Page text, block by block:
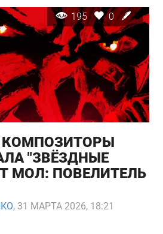
195 0
"ЗВЁЗДНЫЕ
МОЛ: ПОВЕЛИТЕЛЬ
, 31 МАРТА 2026, 18:21